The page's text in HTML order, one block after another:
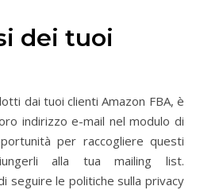
dei tuoi
dai tuoi clienti Amazon FBA, è
indirizzo e-mail nel modulo di
per raccogliere questi
alla tua mailing list.
seguire le politiche sulla privacy